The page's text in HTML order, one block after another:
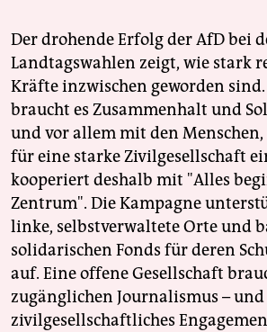
Der drohende Erfolg der AfD bei
Landtagswahlen zeigt, wie stark
Kräfte inzwischen geworden
braucht es Zusammenhalt und
und vor allem mit den
für eine starke Zivilgesellschaft
kooperiert deshalb mit "Alles
Zentrum". Die Kampagne
linke, selbstverwaltete Orte und
solidarischen Fonds für deren
auf. Eine offene Gesellschaft
zugänglichen Journalismus – und
zivilgesellschaftliches